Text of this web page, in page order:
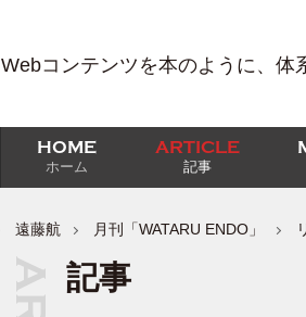
Webコンテンツを本のように、体
HOME
ホーム
ARTICLE
記事
遠藤航 月刊「WATARU ENDO」
記事